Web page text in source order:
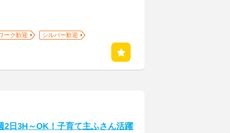
ーク歓迎
シルバー歓迎
2日3H～OK！子育て主ふさん活躍